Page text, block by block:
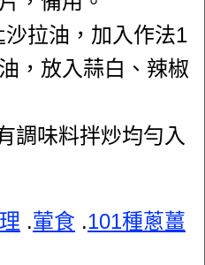
拉油，加入作法1
，放入蒜白、辣椒
調味料拌炒均勻入
.葷食 .101種蔥薑